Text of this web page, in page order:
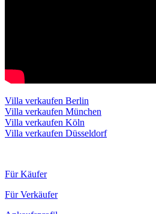
Villa verkaufen Berlin
Villa verkaufen München
Villa verkaufen Köln
Villa verkaufen Düsseldorf
Für Käufer
Für Verkäufer